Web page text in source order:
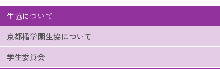
生協について
京都橘学園生協について
学生委員会